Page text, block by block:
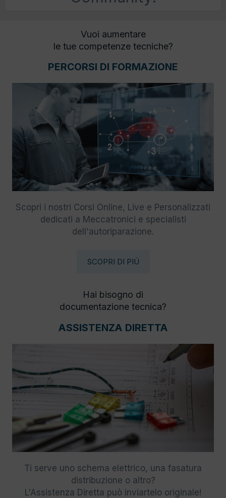
Vuoi aumentare
le tue competenze tecniche?
PERCORSI DI FORMAZIONE
Scopri i nostri Corsi Online, Live e Personalizzati
dedicati a Meccatronici e specialisti
dell'autoriparazione.
SCOPRI DI PIÙ
Hai bisogno di
documentazione tecnica?
ASSISTENZA DIRETTA
Ti serve uno schema elettrico, una fasatura
distribuzione o altro?
L'Assistenza Diretta può inviartelo originale!